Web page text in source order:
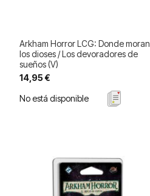
Arkham Horror LCG: Donde moran
los dioses / Los devoradores de
sueños (V)
14,95 €
No está disponible